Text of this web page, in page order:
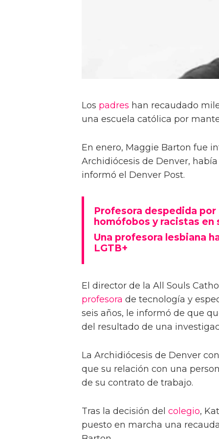
Los padres han recaudado
una escuela católica por
En enero, Maggie Barton fue
Archidiócesis de Denver,
informó el Denver Post.
Profesora despedida
homófobos y racistas en
Una profesora lesbiana
LGTB+
El director de la All Souls
profesora de tecnología y
seis años, le informó de que
del resultado de una
La Archidiócesis de Denver
que su relación con una
de su contrato de trabajo.
Tras la decisión del colegio,
puesto en marcha una